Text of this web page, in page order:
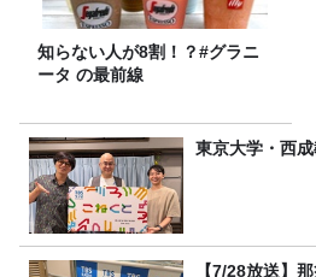
知らない人が8割！？#グラニ
ータ の最前線
東京大学・西
【7/28放送】